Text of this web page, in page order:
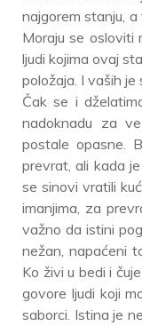
najgorem stanju,
Moraju se osloviti
ljudi kojima ovaj
položaja. I vaših je
Čak se i
nadoknadu za
postale opasne.
prevrat, ali kada
se sinovi vratili
imanjima, za
važno da istini
nežan, napaćeni
Ko živi u bedi i
govore ljudi koji
saborci. Istina je